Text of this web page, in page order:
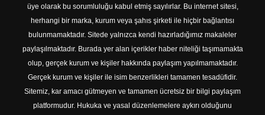
üye olarak bu sorumluluğu kabul etmiş sayılırlar. Bu internet sitesi,
herhangi bir marka, kurum veya şahıs şirketi ile hiçbir bağlantısı
bulunmamaktadır. Sitede yalnızca kendi hazırladığımız makaleler
paylaşılmaktadır. Burada yer alan içerikler haber niteliği taşımamakta
olup, gerçek kurum ve kişiler hakkında paylaşım yapılmamaktadır.
Gerçek kurum ve kişiler ile isim benzerlikleri tamamen tesadüfidir.
Sitemiz, kar amacı gütmeyen ve tamamen ücretsiz bir bilgi paylaşım
platformudur. Hukuka ve yasal düzenlemelere aykırı olduğunu